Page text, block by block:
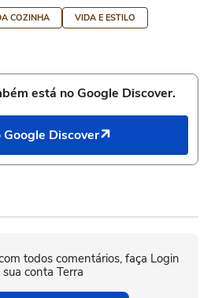
COZINHA
VIDA E ESTILO
está no Google Discover.
Google Discover
todos comentários, faça Login
sua conta Terra